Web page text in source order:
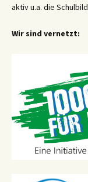
aktiv u.a. die
Wir sind vernetzt: